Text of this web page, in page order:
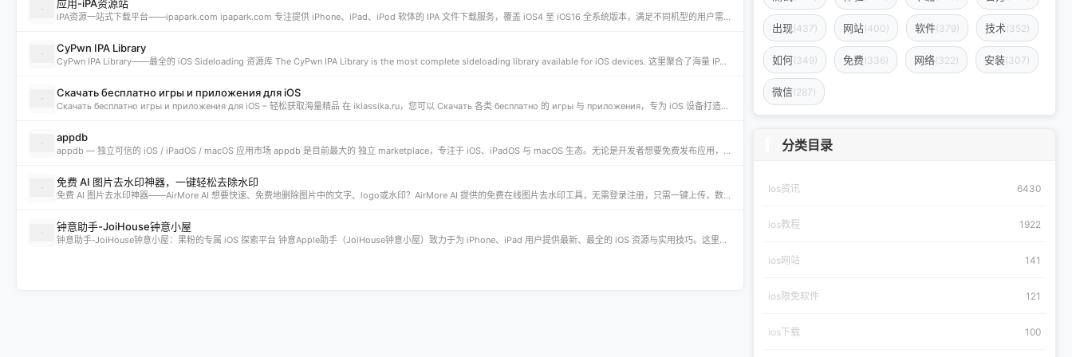
应用-iPA资源站
iPA资源一站式下载平台——ipapark.com ipapark.com 专注提供 iPhone、iPad、iPod 软体的 IPA 文件下载服务，覆盖 iOS4 至 iOS16 全系统版本，满足不同机型的用户需求。无论是正版砸壳、开心版软件，还是越狱插件、免费证书，都可在本站快速获取。 核心优势 **全网最全 ip
CyPwn IPA Library
CyPwn IPA Library——最全的 iOS Sideloading 资源库 The CyPwn IPA Library is the most complete sideloading library available for iOS devices. 这里聚合了海量 IPA 包，覆盖 Jailbreak
Скачать бесплатно игры и приложения для iOS
Скачать бесплатно игры и приложения для iOS – 轻松获取海量精品 在 iklassika.ru，您可以 Скачать 各类 бесплатно 的 игры 与 приложения，专为 iOS 设备打造。平台汇聚最新、最热的移动资源，让用户无需繁琐搜索，一键下载，畅享无
appdb
appdb — 独立可信的 iOS / iPadOS / macOS 应用市场 appdb 是目前最大的 独立 marketplace，专注于 iOS、iPadOS 与 macOS 生态。无论是开发者想要免费发布应用，还是普通用户想要安全、私密地下载安装自己需要的 app，都可以在这里轻松实现。 核心优势 免费发布：开
免费 AI 图片去水印神器，一键轻松去除水印
免费 AI 图片去水印神器——AirMore AI 想要快速、免费地删除图片中的文字、logo或水印？AirMore AI 提供的免费在线图片去水印工具，无需登录注册，只需一键上传，数秒即可生成高清无水印图片。 核心优势 免费且无需注册，使用门槛为零。 AI 自动识别并清理图片中的水印、文字或徽标。 一键轻松去除水印，
钟意助手-JoiHouse钟意小屋
钟意助手‑JoiHouse钟意小屋：果粉的专属 iOS 探索平台 钟意Apple助手（JoiHouse钟意小屋）致力于为 iPhone、iPad 用户提供最新、最全的 iOS 资源与实用技巧。这里汇聚了巨魔商店TrollStore、系统定制、越狱JailBreak等热门内容，让每一位果粉都能轻松玩转 iOS 的无限可能
出现(437) 网站(400) 软件(379) 技术(352)
如何(349) 免费(336) 网络(322) 安装(307)
微信(287)
分类目录
Ios资讯 6430
ios教程 1922
ios网站 141
ios限免软件 121
ios下载 100